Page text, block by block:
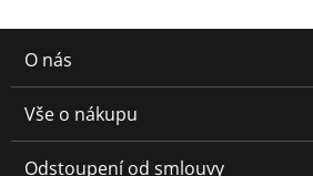
O nás
Vše o nákupu
Odstoupení od smlouvy